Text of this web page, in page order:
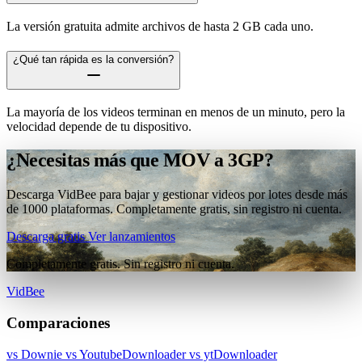
La versión gratuita admite archivos de hasta 2 GB cada uno.
¿Qué tan rápida es la conversión?
La mayoría de los videos terminan en menos de un minuto, pero la
velocidad depende de tu dispositivo.
¿Necesitas más que MOV a 3GP?
Descarga VidBee para bajar y gestionar videos por lotes desde más
de 1000 plataformas. Completamente gratis, sin registro ni cuenta.
Descarga gratisVer lanzamientos
Completamente gratis. Sin registro ni cuenta.
VidBee
Comparaciones
vs Downie vs YoutubeDownloadervs ytDownloader